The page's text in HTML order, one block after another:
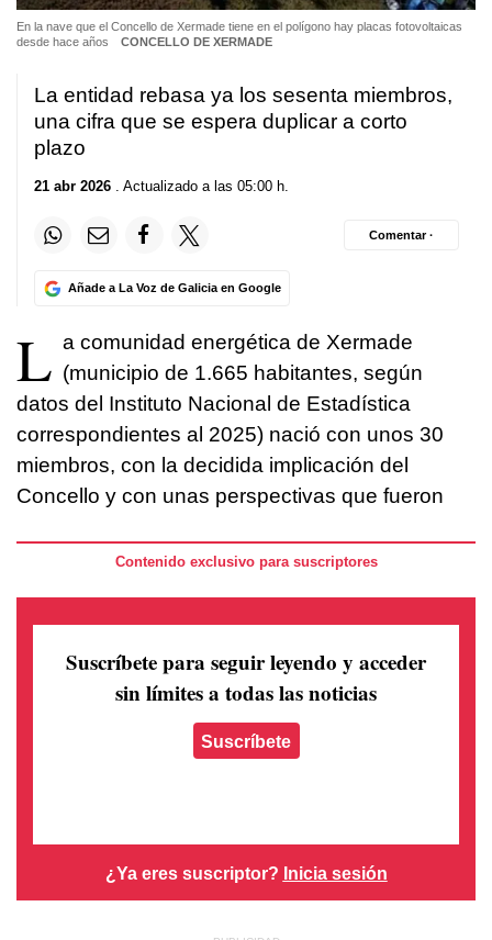
En la nave que el Concello de Xermade tiene en el polígono hay placas fotovoltaicas
desde hace años
CONCELLO DE XERMADE
La entidad rebasa ya los sesenta miembros,
una cifra que se espera duplicar a corto
plazo
21 abr 2026 . Actualizado a las 05:00 h.
Añade a La Voz de Galicia en Google
Comentar ·
L a comunidad energética de Xermade
(municipio de 1.665 habitantes, según
datos del Instituto Nacional de Estadística
correspondientes al 2025) nació con unos 30
miembros, con la decidida implicación del
Concello y con unas perspectivas que fueron
Contenido exclusivo para suscriptores
Suscríbete para seguir leyendo y acceder
sin límites a todas las noticias
Suscríbete
¿Ya eres suscriptor? Inicia sesión